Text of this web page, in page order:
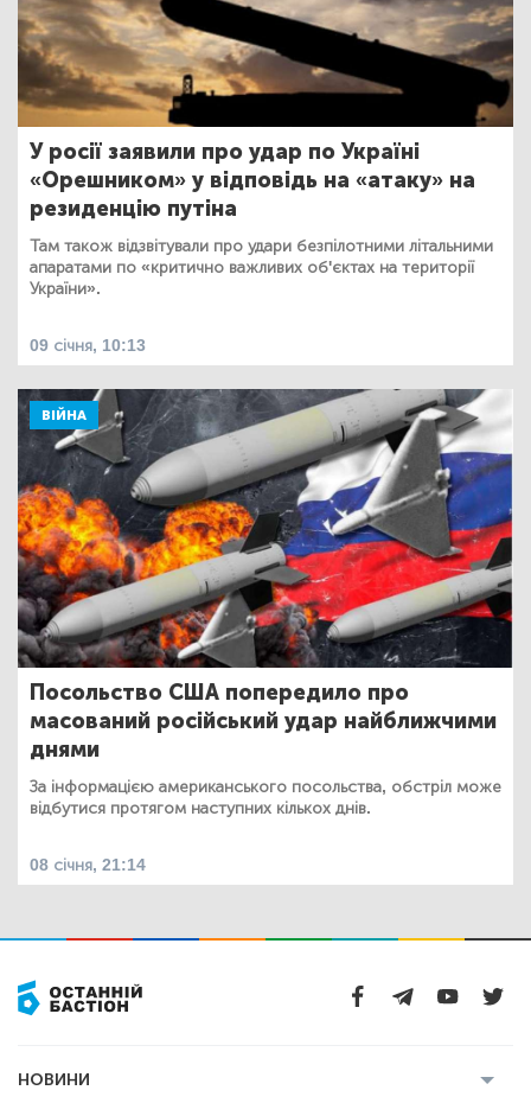
У росії заявили про удар по Україні
«Орешником» у відповідь на «атаку» на
резиденцію путіна
Там також відзвітували про удари безпілотними літальними
апаратами по «критично важливих об'єктах на території
України».
09 січня, 10:13
ВІЙНА
Посольство США попередило про
масований російський удар найближчими
днями
За інформацією американського посольства, обстріл може
відбутися протягом наступних кількох днів.
08 січня, 21:14
НОВИНИ